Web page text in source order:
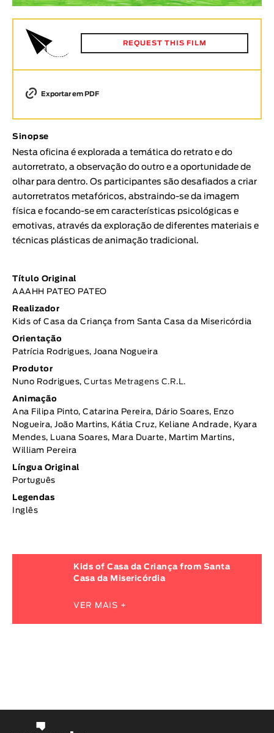
Animar
< / >
Animação
Experimental
Documentário
TÓPICOS
Tópicos selecionados
REQUEST THIS FILM
Exportar em PDF
Sinopse
Nesta oficina é explorada a temática do retrato e do
autorretrato, a observação do outro e a oportunidade de
olhar para dentro. Os participantes são desafiados a criar
autorretratos metafóricos, abstraindo-se da imagem
física e focando-se em características psicológicas e
emotivas, através da exploração de diferentes materiais e
técnicas plásticas de animação tradicional.
Título Original
AAAHH PATEO PATEO
Realizador
Kids of Casa da Criança from Santa Casa da Misericórdia
Orientação
Patrícia Rodrigues, Joana Nogueira
Produtor
Nuno Rodrigues, Curtas Metragens C.R.L.
Animação
Ana Filipa Pinto, Catarina Pereira, Dário Soares, Enzo
Nogueira, João Martins, Kátia Cruz, Keliane Andrade, Kyara
Mendes, Luana Soares, Mara Duarte, Martim Martins,
William Pereira
Língua Original
Português
Legendas
Inglês
Kids of Casa da Criança from Santa
Casa da Misericórdia
VER MAIS +